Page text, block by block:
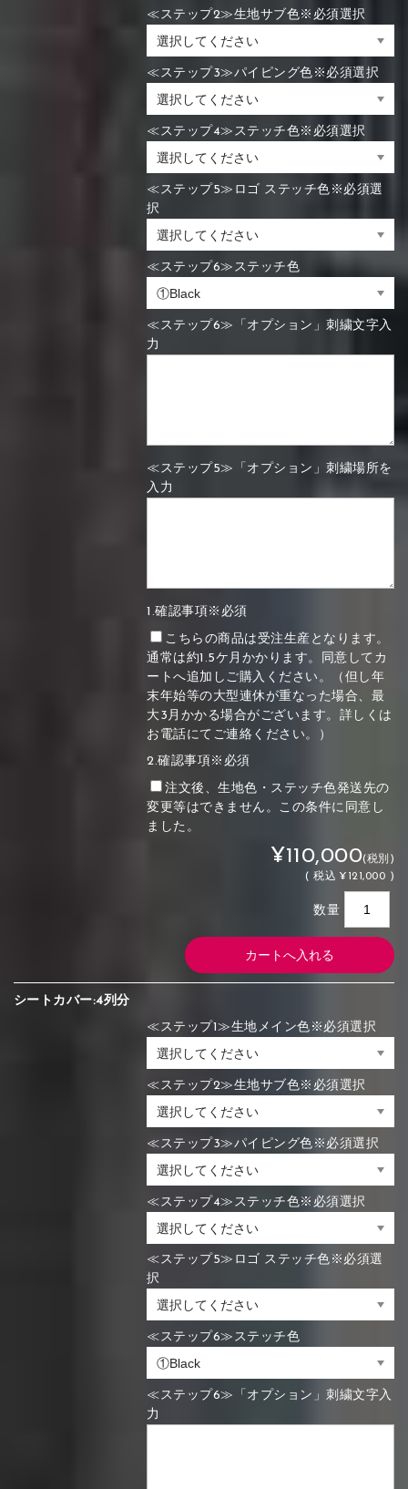
≪ステップ2≫生地サブ色※必須選択
≪ステップ3≫パイピング色※必須選択
≪ステップ4≫ステッチ色※必須選択
≪ステップ5≫ロゴ ステッチ色※必須選
択
≪ステップ6≫ステッチ色
≪ステップ6≫「オプション」刺繍文字入
力
≪ステップ5≫「オプション」刺繍場所を
入力
1.確認事項※必須
こちらの商品は受注生産となります。
通常は約1.5ケ月かかります。同意してカ
ートへ追加しご購入ください。（但し年
末年始等の大型連休が重なった場合、最
大3月かかる場合がございます。詳しくは
お電話にてご連絡ください。）
2.確認事項※必須
注文後、生地色・ステッチ色発送先の
変更等はできません。この条件に同意し
ました。
¥110,000(税別)
(税込 ¥121,000 )
数量
シートカバー:4列分
≪ステップ1≫生地メイン色※必須選択
≪ステップ2≫生地サブ色※必須選択
≪ステップ3≫パイピング色※必須選択
≪ステップ4≫ステッチ色※必須選択
≪ステップ5≫ロゴ ステッチ色※必須選
択
≪ステップ6≫ステッチ色
≪ステップ6≫「オプション」刺繍文字入
力